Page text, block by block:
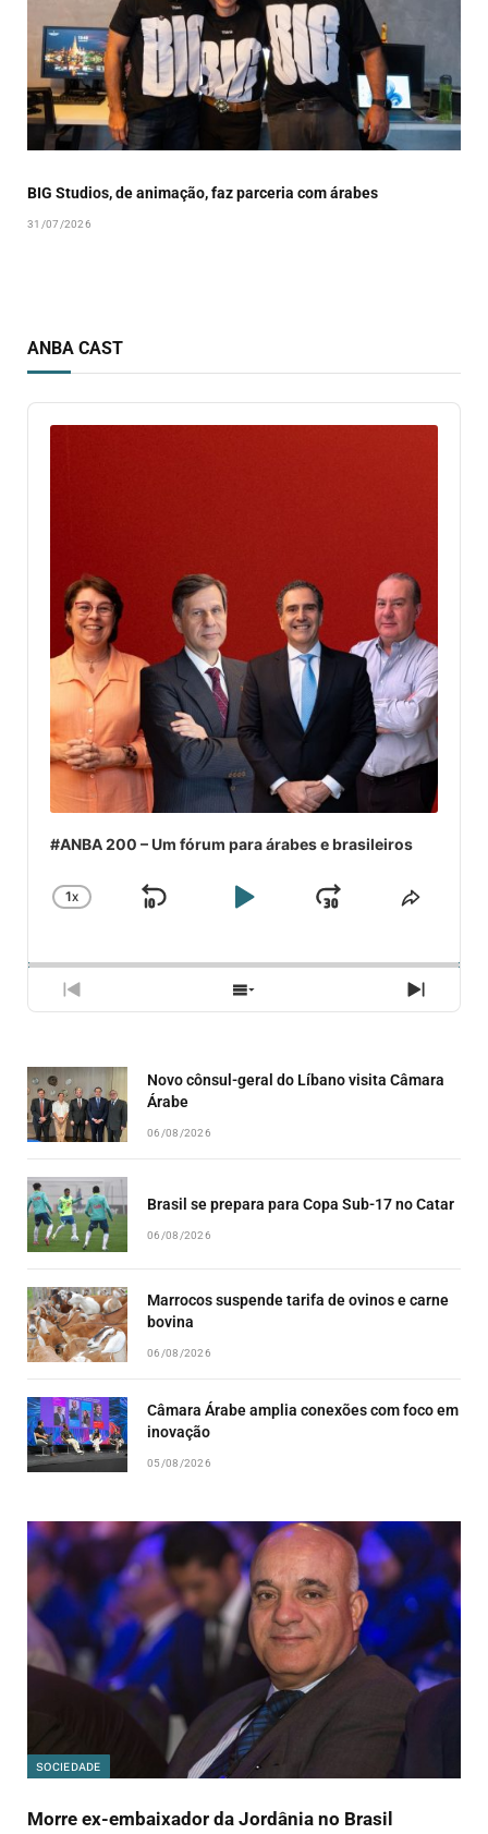
BIG Studios, de animação, faz parceria com árabes
31/07/2026
ANBA CAST
Audio
Player
#ANBA 200 – Um fórum para árabes e brasileiros
CHANGE
1X
SKIP
PLAYJUMP
PREVIOUS
EPISODE
SHOW
EPISODES
NEXT
Novo cônsul-geral do Líbano visita Câmara
Árabe
06/08/2026
Brasil se prepara para Copa Sub-17 no Catar
06/08/2026
Marrocos suspende tarifa de ovinos e carne
bovina
06/08/2026
Câmara Árabe amplia conexões com foco em
inovação
05/08/2026
SOCIEDADE
Morre ex-embaixador da Jordânia no Brasil